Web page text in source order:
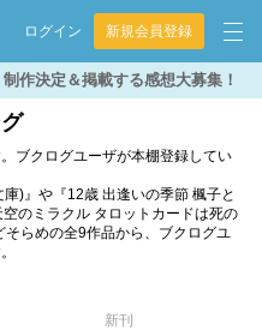
ログイン 新規会員登録
作決定＆掲載する感想大募集！
ブクログユーザが本棚登録してい
)』や『12歳 出逢いの季節 楓子と
のミラクル タロットカードは死の
らめの全9作品から、ブクログユ
新刊